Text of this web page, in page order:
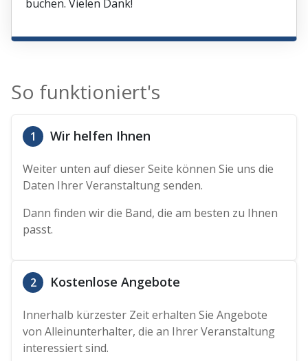
buchen. Vielen Dank!
So funktioniert's
1 Wir helfen Ihnen
Weiter unten auf dieser Seite können Sie uns die
Daten Ihrer Veranstaltung senden.
Dann finden wir die Band, die am besten zu Ihnen
passt.
2 Kostenlose Angebote
Innerhalb kürzester Zeit erhalten Sie Angebote
von Alleinunterhalter, die an Ihrer Veranstaltung
interessiert sind.